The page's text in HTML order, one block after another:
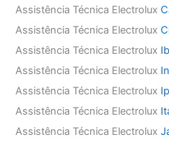
Assistência Técnica Electrolux
Assistência Técnica Electrolux
Assistência Técnica Electrolux
Assistência Técnica Electrolux
Assistência Técnica Electrolux
Assistência Técnica Electrolux
Assistência Técnica Electrolux